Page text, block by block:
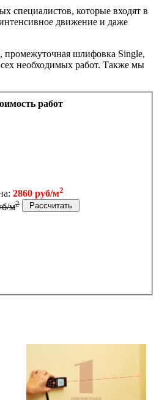
специалистов, которые входят в
движение и даже
промежуточная шлифовка Single,
необходимых работ. Также мы
работ
2860 руб/м2
м2